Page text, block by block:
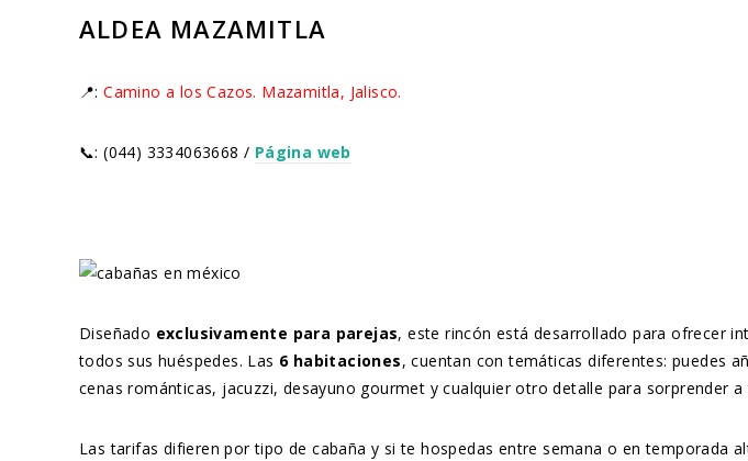
ALDEA MAZAMITLA
📍:Camino a los Cazos. Mazamitla, Jalisco.
📞: (044) 3334063668 / Página web
Diseñado exclusivamente para parejas, este rincón está desarrollado para ofrecer
todos sus huéspedes. Las 6 habitaciones, cuentan con temáticas diferentes: puedes
cenas románticas, jacuzzi, desayuno gourmet y cualquier otro detalle para sorprender
Las tarifas difieren por tipo de cabaña y si te hospedas entre semana o en temporada